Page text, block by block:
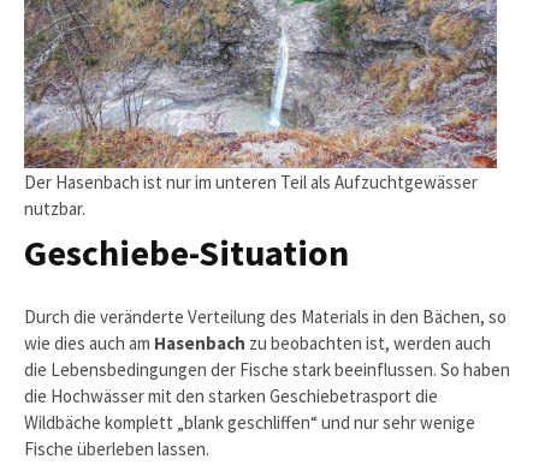
Der Hasenbach ist nur im unteren Teil als Aufzuchtgewässer
nutzbar.
Geschiebe-Situation
Durch die veränderte Verteilung des Materials in den Bächen, so
wie dies auch am Hasenbach zu beobachten ist, werden auch
die Lebensbedingungen der Fische stark beeinflussen. So haben
die Hochwässer mit den starken Geschiebetrasport die
Wildbäche komplett „blank geschliffen“ und nur sehr wenige
Fische überleben lassen.